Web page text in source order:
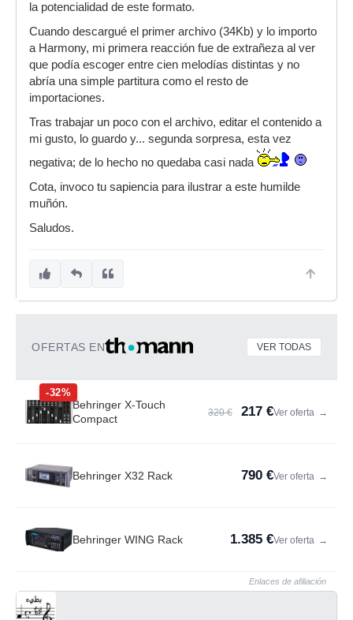
la potencialidad de este formato.
Cuando descargué el primer archivo (34Kb) y lo importo
a Harmony, mi primera reacción fue de extrañeza al ver
que podía escoger entre cien melodías distintas y no
abría una simple partitura como el resto de
importaciones.
Tras trabajar un poco con el archivo, editar el contenido a
mi gusto, lo guardo y... segunda sorpresa, esta vez
negativa; de lo hecho no quedaba casi nada
Cota, invoco tu sapiencia para ilustrar a este humilde
muñón.
Saludos.
OFERTAS EN VER TODAS
-32%
Behringer X-Touch
Compact
320 € 217 €Ver oferta →
Behringer X32 Rack 790 €Ver oferta →
Behringer WING Rack 1.385 €Ver oferta →
Enlaces de afiliación